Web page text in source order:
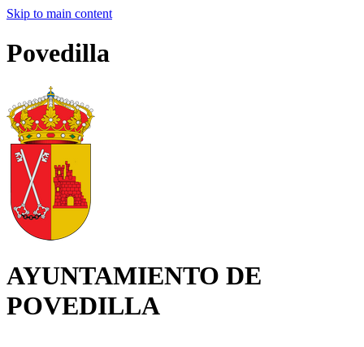
Skip to main content
Povedilla
AYUNTAMIENTO DE
POVEDILLA